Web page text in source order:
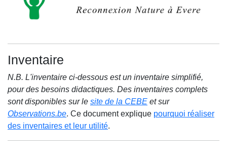
Inventaire
N.B. L'inventaire ci-dessous est un inventaire simplifié,
pour des besoins didactiques. Des inventaires complets
sont disponibles sur le site de la CEBE et sur
Observations.be. Ce document explique pourquoi réaliser
des inventaires et leur utilité.